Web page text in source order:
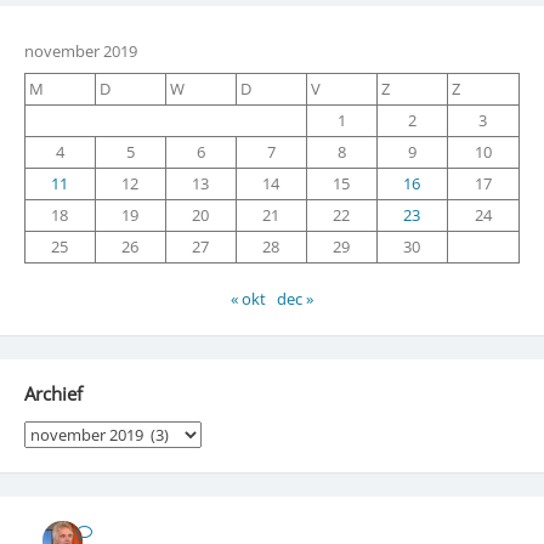
november 2019
M
D W D V Z
Z
1
2
3
4
5 6 7 8 9
10
11
12 13 14 15 16
17
18
19 20 21 22 23
24
25
26 27 28 29 30
« okt dec »
Archief
Archief